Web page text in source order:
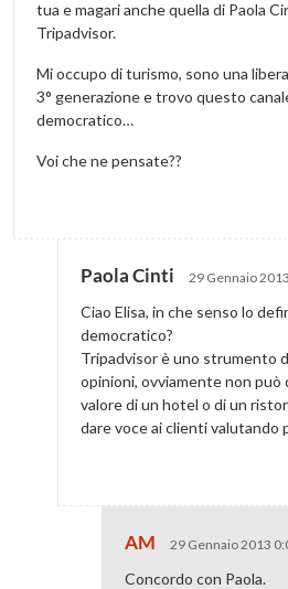
tua e magari anche quella di Paola
Tripadvisor.
Mi occupo di turismo, sono una
3° generazione e trovo questo
democratico…
Voi che ne pensate??
Paola Cinti 29 Gennaio
Ciao Elisa, in che senso lo
democratico?
Tripadvisor è uno strumento
opinioni, ovviamente non può
valore di un hotel o di un
dare voce ai clienti valutando
AM 29 Gennaio 2013
Concordo con Paola.